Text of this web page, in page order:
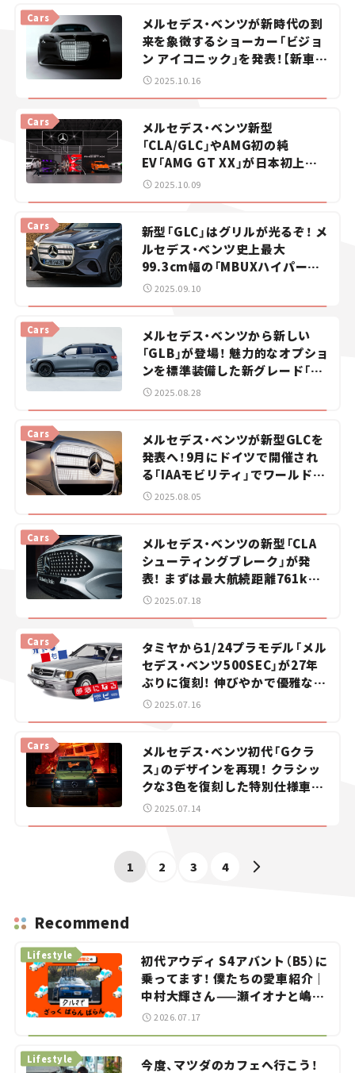
Cars
メルセデス・ベンツが新時代の到
来を象徴するショーカー「ビジョ
ン アイコニック」を発表！【新車ニ
ュース】
2025.10.16
Cars
メルセデス・ベンツ新型
「CLA/GLC」やAMG初の純
EV「AMG GT XX」が日本初上陸！
攻めの電気自動車戦略を体感せよ
2025.10.09
Cars
新型「GLC」はグリルが光るぞ！ メ
ルセデス・ベンツ史上最大
99.3cm幅の「MBUXハイパース
クリーン」にも大注目！【新車ニュ
2025.09.10
Cars
メルセデス・ベンツから新しい
「GLB」が登場！ 魅力的なオプショ
ンを標準装備した新グレード「ア
ーバンスターズ」【新車ニュース】
2025.08.28
Cars
メルセデス・ベンツが新型GLCを
発表へ！9月にドイツで開催され
る「IAAモビリティ」でワールドプ
レミア【新車ニュース】
2025.08.05
Cars
メルセデス・ベンツの新型「CLA
シューティングブレーク」が発
表！ まずは最大航続距離761km
のBEVモデルから【新車ニュー
2025.07.18
Cars
タミヤから1/24プラモデル「メル
セデス・ベンツ500SEC」が27年
ぶりに復刻！ 伸びやかで優雅なフ
ォルムを実感たっぷりに表現【ク
2025.07.16
Cars
メルセデス・ベンツ初代「Gクラ
ス」のデザインを再現！ クラシッ
クな3色を復刻した特別仕様車が
登場！【新車ニュース】
2025.07.14
1 2 3 4
Recommend
初代アウディ S4アバント（B5）に
乗ってます！ 僕たちの愛車紹介｜
中村大輝さん——瀬イオナと嶋田
智之の「クルマでざっくばらんば
Lifestyle
2026.07.17
今度、マツダのカフェへ行こう！
Lifestyle